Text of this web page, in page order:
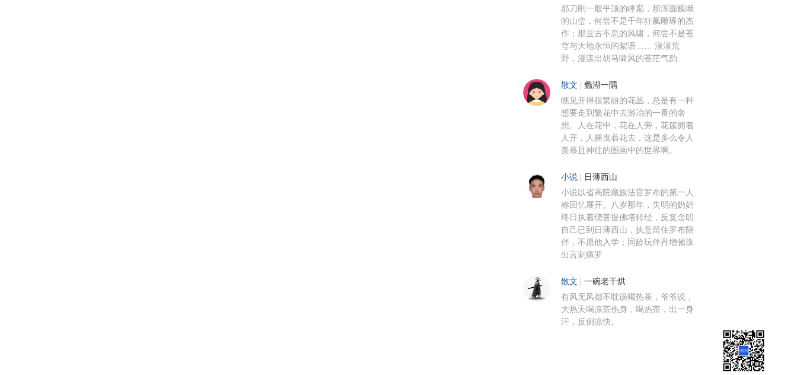
那刀削一般平顶的峰巅，那浑圆巍峨
的山峦，何尝不是千年狂飙雕琢的杰
作；那亘古不息的风啸，何尝不是苍
穹与大地永恒的絮语…… 漠漠荒
野，漫漾出胡马啸风的苍茫气韵
散文 蠡湖一隅
瞧见开得很繁丽的花丛，总是有一种
想要走到繁花中去游冶的一番的奢
想。人在花中，花在人旁，花簇拥着
人开，人摇曳着花去，这是多么令人
羡慕且神往的图画中的世界啊。
小说 日薄西山
小说以省高院藏族法官罗布的第一人
称回忆展开。八岁那年，失明的奶奶
终日执着绕菩提佛塔转经，反复念叨
自己已到日薄西山，执意留住罗布陪
伴，不愿他入学；同龄玩伴丹增顿珠
出言刺痛罗
散文 一碗老干烘
有风无风都不耽误喝热茶，爷爷说，
大热天喝凉茶伤身，喝热茶，出一身
汗，反倒凉快。